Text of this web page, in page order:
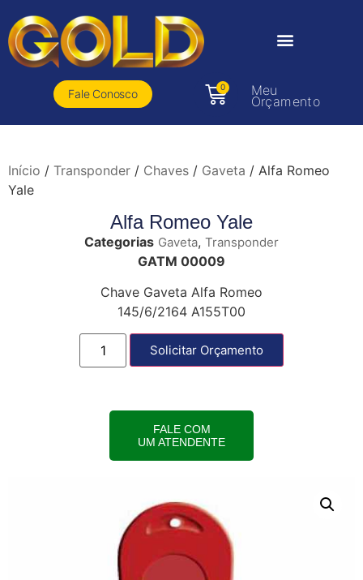
Fale Conosco
0 Meu
Orçamento
Início / Transponder / Chaves / Gaveta / Alfa Romeo
Yale
Alfa Romeo Yale
Categorias Gaveta, Transponder
GATM 00009
Chave Gaveta Alfa Romeo
145/6/2164 A155T00
Solicitar Orçamento
FALE COM
UM ATENDENTE